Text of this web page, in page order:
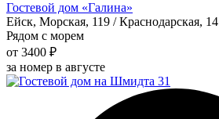
Гостевой дом «Галина»
Ейск, Морская, 119 / Краснодарская, 14
Рядом с морем
от 3400 ₽
за номер в августе